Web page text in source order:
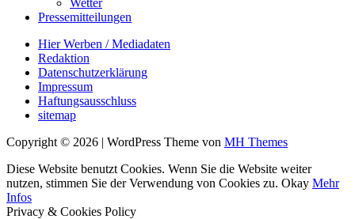
Pressemitteilungen
Hier Werben / Mediadaten
Redaktion
Datenschutzerklärung
Impressum
Haftungsausschluss
sitemap
Copyright © 2026 | WordPress Theme von MH Themes
Diese Website benutzt Cookies. Wenn Sie die Website weiter
nutzen, stimmen Sie der Verwendung von Cookies zu. Okay Mehr
Infos
Privacy & Cookies Policy